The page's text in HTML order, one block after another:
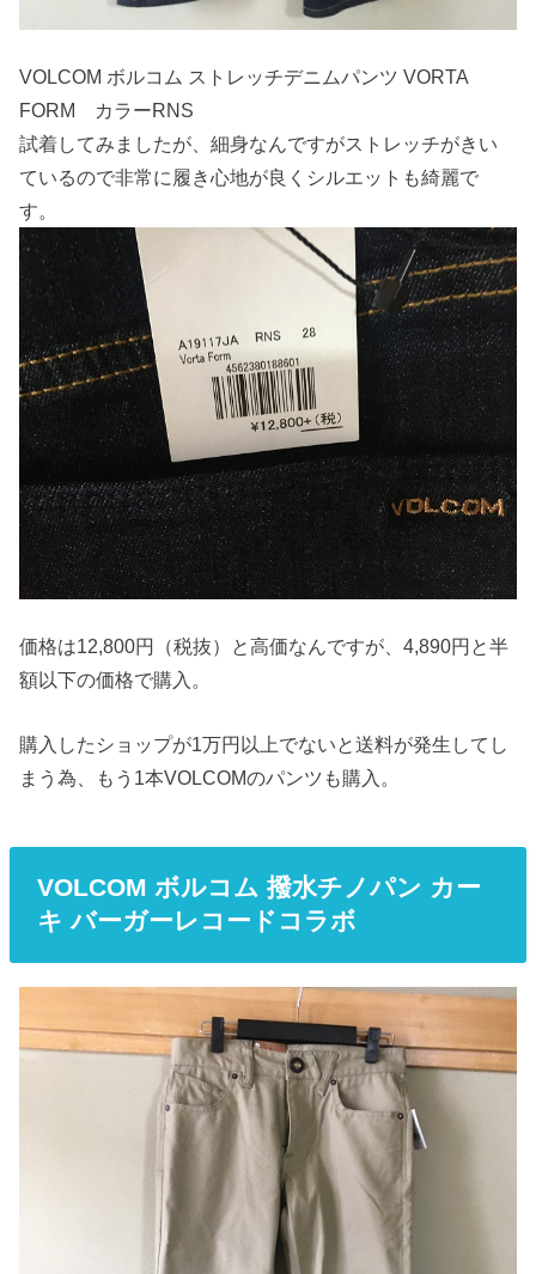
VOLCOM ボルコム ストレッチデニムパンツ VORTA
FORM カラーRNS
試着してみましたが、細身なんですがストレッチがきい
ているので非常に履き心地が良くシルエットも綺麗で
す。
価格は12,800円（税抜）と高価なんですが、4,890円と半
額以下の価格で購入。
購入したショップが1万円以上でないと送料が発生してし
まう為、もう1本VOLCOMのパンツも購入。
VOLCOM ボルコム 撥水チノパン カー
キ バーガーレコードコラボ